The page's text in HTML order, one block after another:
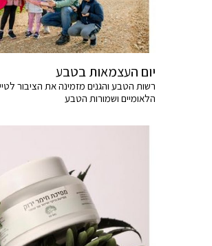
יום העצמאות בטבע
רשות הטבע והגנים מזמינה את הציבור
הלאומיים ושמורות הטבע